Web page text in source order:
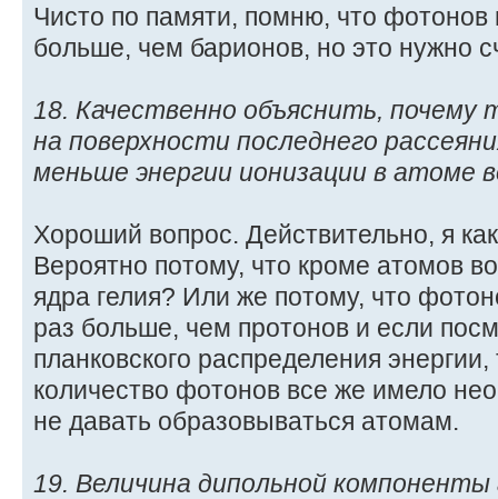
Чисто по памяти, помню, что фотонов
больше, чем барионов, но это нужно
18. Качественно объяснить,
на поверхности последнего
меньше энергии ионизации в атоме
Хороший вопрос. Действительно, я
Вероятно потому, что кроме атомов
ядра гелия? Или же потому, что
раз больше, чем протонов и если
планковского распределения
количество фотонов все же имело
не давать образовываться атомам.
19. Величина дипольной